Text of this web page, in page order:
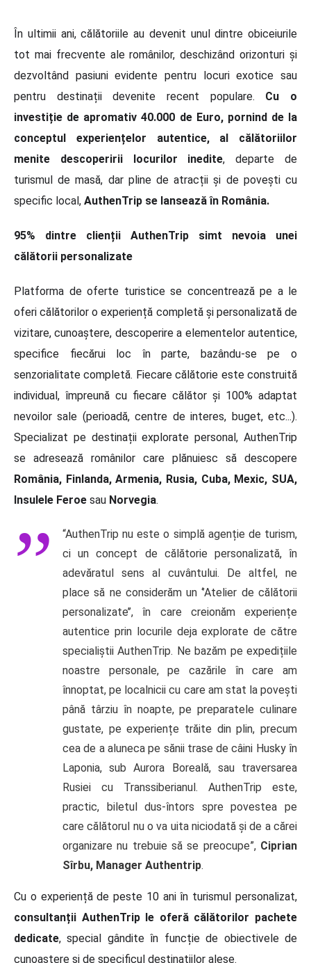
În ultimii ani, călătoriile au devenit unul dintre obiceiurile
tot mai frecvente ale românilor, deschizând orizonturi și
dezvoltând pasiuni evidente pentru locuri exotice sau
pentru destinații devenite recent populare. Cu o
investiție de apromativ 40.000 de Euro, pornind de la
conceptul experiențelor autentice, al călătoriilor
menite descoperirii locurilor inedite, departe de
turismul de masă, dar pline de atracții și de povești cu
specific local, AuthenTrip se lansează în România.
95% dintre clienții AuthenTrip simt nevoia unei
călătorii personalizate
Platforma de oferte turistice se concentrează pe a le
oferi călătorilor o experiență completă și personalizată de
vizitare, cunoaștere, descoperire a elementelor autentice,
specifice fiecărui loc în parte, bazându-se pe o
senzorialitate completă. Fiecare călătorie este construită
individual, împreună cu fiecare călător și 100% adaptat
nevoilor sale (perioadă, centre de interes, buget, etc...).
Specializat pe destinații explorate personal, AuthenTrip
se adresează românilor care plănuiesc să descopere
România, Finlanda, Armenia, Rusia, Cuba, Mexic, SUA,
Insulele Feroe sau Norvegia.
“AuthenTrip nu este o simplă agenție de turism,
ci un concept de călătorie personalizată, în
adevăratul sens al cuvântului. De altfel, ne
place să ne considerăm un ‘’Atelier de călătorii
personalizate’’, în care creionăm experiențe
autentice prin locurile deja explorate de către
specialiștii AuthenTrip. Ne bazăm pe expedițiile
noastre personale, pe cazările în care am
înnoptat, pe localnicii cu care am stat la povești
până târziu în noapte, pe preparatele culinare
gustate, pe experiențe trăite din plin, precum
cea de a aluneca pe sănii trase de câini Husky în
Laponia, sub Aurora Boreală, sau traversarea
Rusiei cu Transsiberianul. AuthenTrip este,
practic, biletul dus-întors spre povestea pe
care călătorul nu o va uita niciodată și de a cărei
organizare nu trebuie să se preocupe”, Ciprian
Sîrbu, Manager Authentrip.
Cu o experiență de peste 10 ani în turismul personalizat,
consultanții AuthenTrip le oferă călătorilor pachete
dedicate, special gândite în funcție de obiectivele de
cunoaștere și de specificul destinațiilor alese.